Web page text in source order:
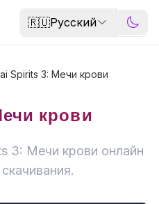
🇷🇺Русский
Spirits 3: Мечи крови
крови
3: Мечи крови онлайн